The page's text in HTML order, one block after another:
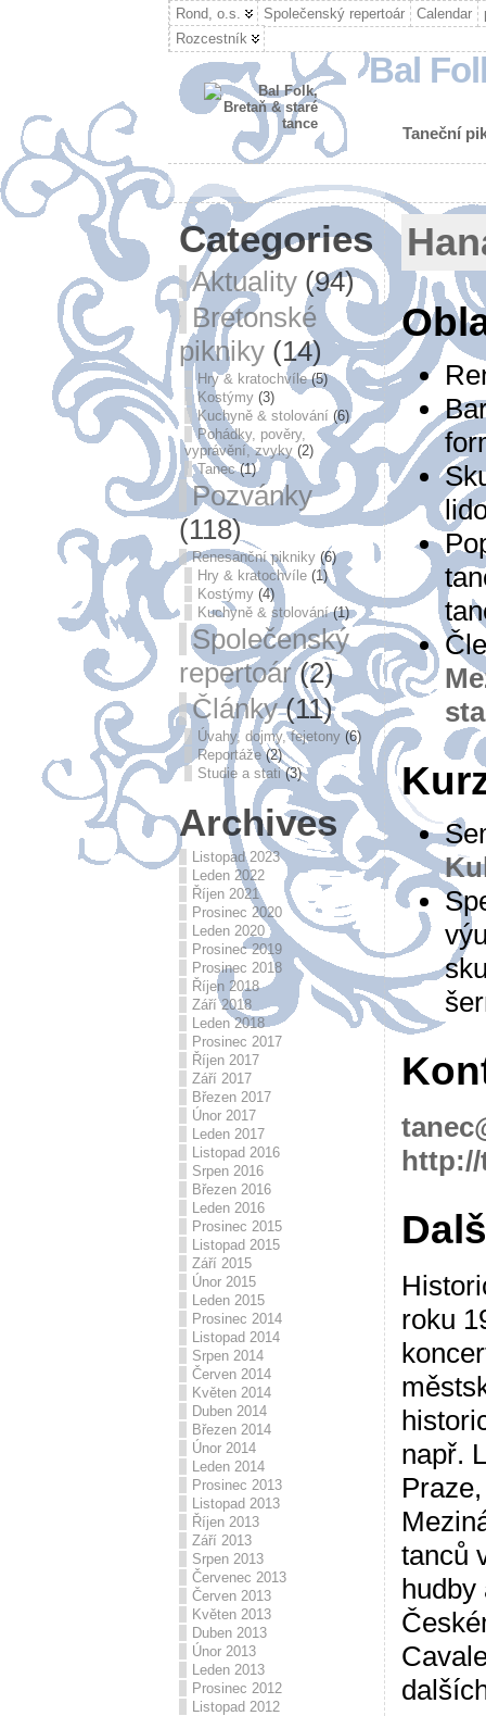
Rond, o.s. Společenský repertoár Calendar
Rozcestník
Bal
Taneční
Categories
Aktuality(94)
Bretonské
pikniky(14)
Hry & kratochvíle(5)
Kostýmy(3)
Kuchyně & stolování(6)
Pohádky, pověry,
vyprávění, zvyky(2)
Tanec(1)
Pozvánky
(118)
Renesanční pikniky(6)
Hry & kratochvíle(1)
Kostýmy(4)
Kuchyně & stolování(1)
Společenský
repertoár(2)
Články(11)
Úvahy, dojmy, fejetony (6)
Reportáže(2)
Studie a stati(3)
Archives
Listopad 2023
Leden 2022
Říjen 2021
Prosinec 2020
Leden 2020
Prosinec 2019
Prosinec 2018
Říjen 2018
Září 2018
Leden 2018
Prosinec 2017
Říjen 2017
Září 2017
Březen 2017
Únor 2017
Leden 2017
Listopad 2016
Srpen 2016
Březen 2016
Leden 2016
Prosinec 2015
Listopad 2015
Září 2015
Únor 2015
Leden 2015
Prosinec 2014
Listopad 2014
Srpen 2014
Červen 2014
Květen 2014
Duben 2014
Březen 2014
Únor 2014
Leden 2014
Prosinec 2013
Listopad 2013
Říjen 2013
Září 2013
Srpen 2013
Červenec 2013
Červen 2013
Květen 2013
Duben 2013
Únor 2013
Leden 2013
Prosinec 2012
Listopad 2012
roku
např.
tanců
hudby